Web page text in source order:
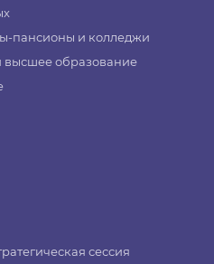
пансионы и колледжи
высшее образование
сессия